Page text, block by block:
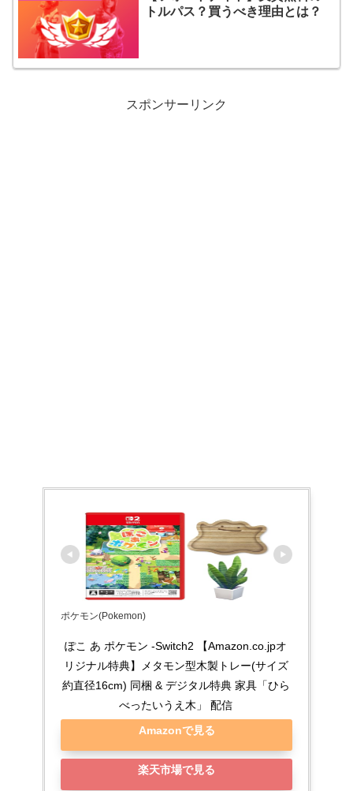
トルパス？買うべき理由とは？
スポンサーリンク
ポケモン(Pokemon)
ぽこ あ ポケモン -Switch2 【Amazon.co.jpオ
リジナル特典】メタモン型木製トレー(サイズ
約直径16cm) 同梱 & デジタル特典 家具「ひら
べったいうえ木」 配信
Amazonで見る
楽天市場で見る